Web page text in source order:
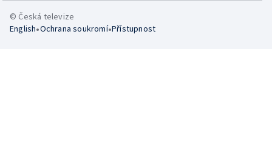
© Česká televize
English•Ochrana soukromí•Přístupnost